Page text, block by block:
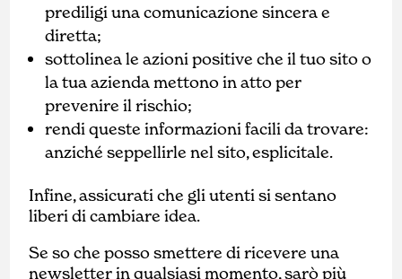
prediligi una comunicazione sincera e
diretta;
sottolinea le azioni positive che il tuo sito o
la tua azienda mettono in atto per
prevenire il rischio;
rendi queste informazioni facili da trovare:
anziché seppellirle nel sito, esplicitale.
Infine, assicurati che gli utenti si sentano
liberi di cambiare idea.
Se so che posso smettere di ricevere una
newsletter in qualsiasi momento, sarò più